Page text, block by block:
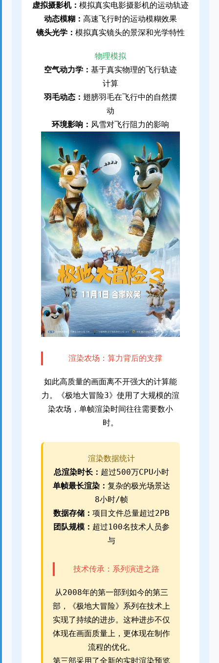
虚拟摄影机： 模拟真实电影摄影机的运动轨迹
动态模糊： 高速飞行时的运动模糊效果
镜头光学： 模拟真实镜头的景深和光学特性
物理模拟
空气动力学： 基于真实物理的飞行轨迹
计算
羽毛动态： 翅膀羽毛在飞行中的自然摆
动
环境影响： 风雪对飞行阻力的影响
渲染农场：算力背后的支撑
如此高质量的画面离不开强大的计算能
力。《极地大冒险3》使用了大规模的渲
染农场，单帧渲染时间往往需要数小
时。
渲染数据统计
总渲染时长： 超过500万CPU小时
单帧最长渲染： 复杂的极光场景达
8小时/帧
数据存储： 项目文件总量超过2PB
团队规模： 超过100名技术人员参
与
技术传承：系列演进之路
从2008年的第一部到如今的第三
部，《极地大冒险》系列在技术上
实现了持续的进步。这种进步不仅
体现在画面质量上，更体现在制作
流程的优化。
第三部采用了全新的实时渲染预览